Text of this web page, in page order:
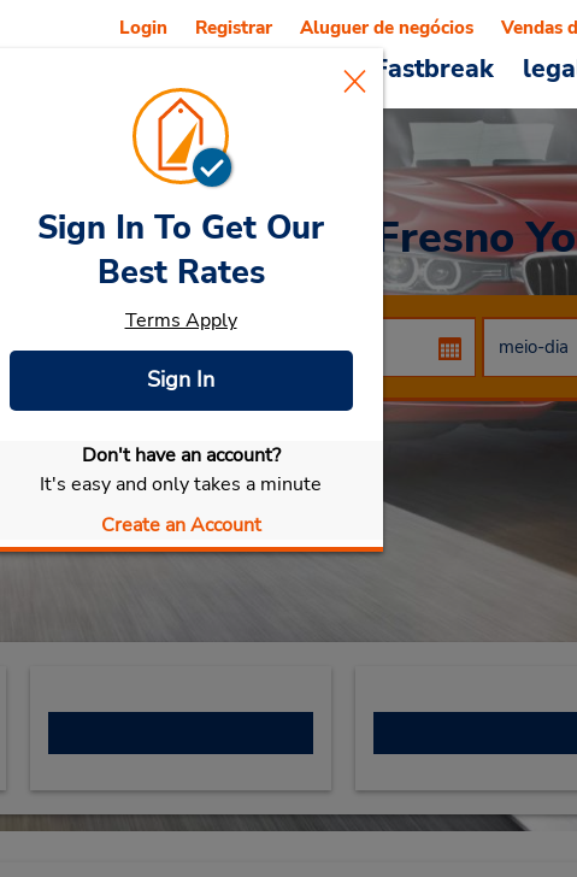
Veículos e serviços Fastbreak
Login Registrar Aluguer de negócios Vendas
Internacional de Fresno
Selecionar meu carro
Sign In To Get Our
Best Rates
Terms Apply
Sign In
Don't have an account?
It's easy and only takes a minute
Create an Account